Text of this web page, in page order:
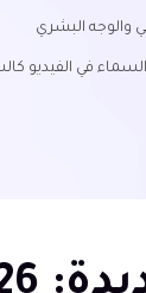
والوجه البشري
في الفيديو